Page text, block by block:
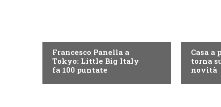
Francesco Panella a
Tokyo: Little Big Italy
fa 100 puntate
Casa a
torna
novità